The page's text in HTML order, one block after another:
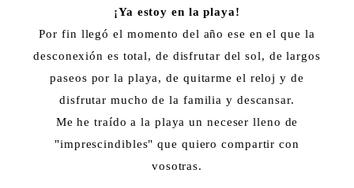
¡Ya estoy en la playa!
Por fin llegó el momento del año ese en el que la
desconexión es total, de disfrutar del sol, de largos
paseos por la playa, de quitarme el reloj y de
disfrutar mucho de la familia y descansar.
Me he traído a la playa un neceser lleno de
"imprescindibles" que quiero compartir con
vosotras.